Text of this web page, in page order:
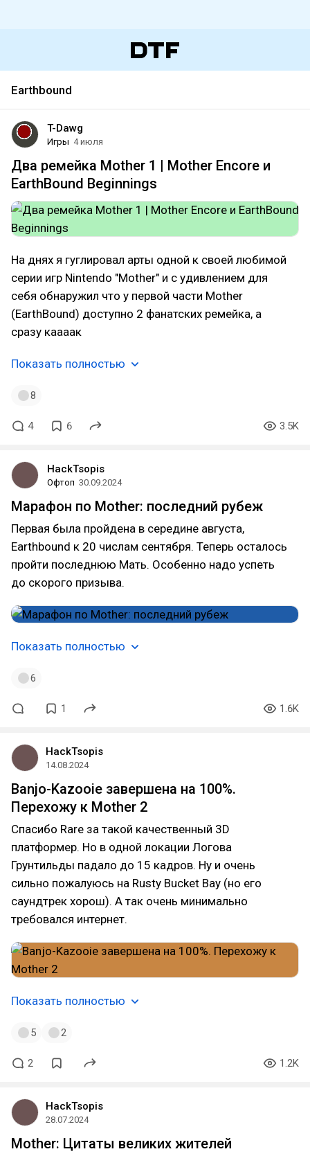
Earthbound
T-Dawg
Игры 4 июля
Два ремейка Mother 1 | Mother Encore и
EarthBound Beginnings
На днях я гуглировал арты одной к своей любимой
серии игр Nintendo "Mother" и с удивлением для
себя обнаружил что у первой части Mother
(EarthBound) доступно 2 фанатских ремейка, а
сразу каааак
Показать полностью
8
4 6 3.5K
HackTsopis
Офтоп 30.09.2024
Марафон по Mother: последний рубеж
Первая была пройдена в середине августа,
Earthbound к 20 числам сентября. Теперь осталось
пройти последнюю Мать. Особенно надо успеть
до скорого призыва.
Показать полностью
6
1 1.6K
HackTsopis
14.08.2024
Banjo-Kazooie завершена на 100%.
Перехожу к Mother 2
Спасибо Rare за такой качественный 3D
платформер. Но в одной локации Логова
Грунтильды падало до 15 кадров. Ну и очень
сильно пожалуюсь на Rusty Bucket Bay (но его
саундтрек хорош). А так очень минимально
требовался интернет.
Показать полностью
5 2
2 1.2K
HackTsopis
28.07.2024
Mother: Цитаты великих жителей